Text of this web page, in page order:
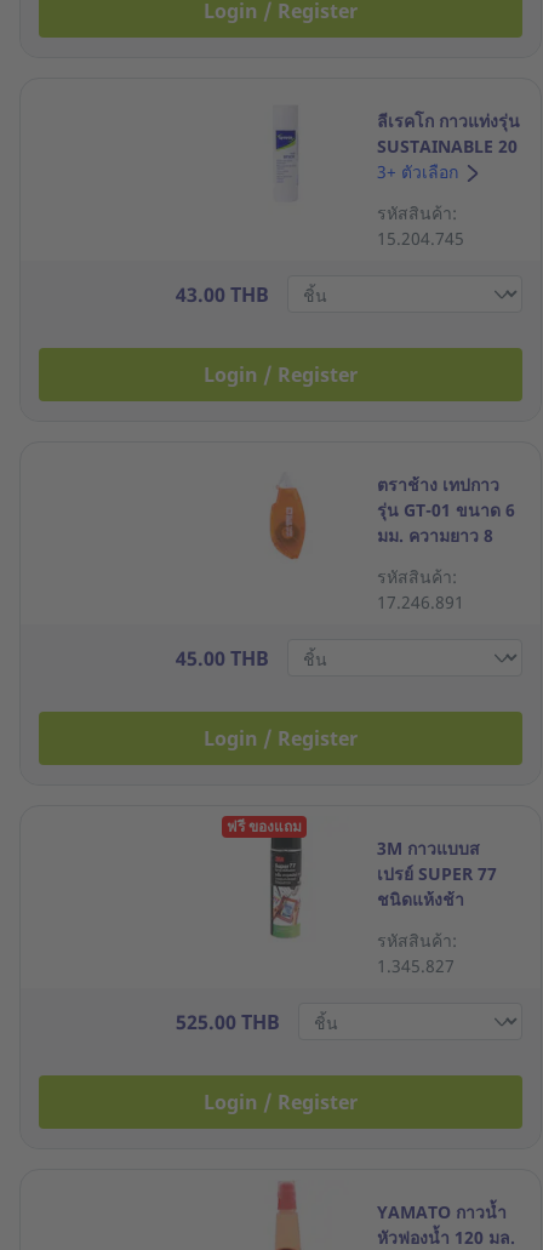
Login / Register
ลีเรคโก กาวแท่งรุ่น
SUSTAINABLE 20
กรัม
3+ ตัวเลือก
รหัสสินค้า:
15.204.745
43.00 THB
Login / Register
ตราช้าง เทปกาว
รุ่น GT-01 ขนาด 6
มม. ความยาว 8
รหัสสินค้า:
17.246.891
45.00 THB
Login / Register
ฟรี ของแถม
3M กาวแบบส
เปรย์ SUPER 77
ชนิดแห้งช้า
รหัสสินค้า:
1.345.827
525.00 THB
Login / Register
YAMATO กาวน้ำ
หัวฟองน้ำ 120 มล.